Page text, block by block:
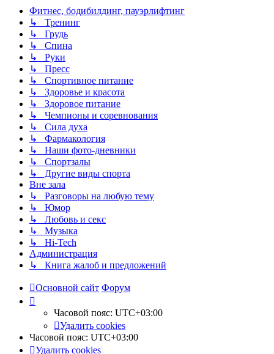
Фитнес, бодибилдинг, пауэрлифтинг
↳ Тренинг
↳ Грудь
↳ Спина
↳ Руки
↳ Пресс
↳ Спортивное питание
↳ Здоровье и красота
↳ Здоровое питание
↳ Чемпионы и соревнования
↳ Сила духа
↳ Фармакология
↳ Наши фото-дневники
↳ Спортзалы
↳ Другие виды спорта
Вне зала
↳ Разговоры на любую тему
↳ Юмор
↳ Любовь и секс
↳ Музыка
↳ Hi-Tech
Администрация
↳ Книга жалоб и предложений
Основной сайт Форум
Часовой пояс: UTC+03:00
Удалить cookies
Часовой пояс: UTC+03:00
Удалить cookies